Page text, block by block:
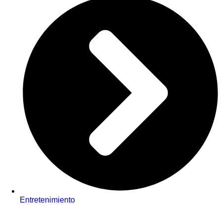
Entretenimiento